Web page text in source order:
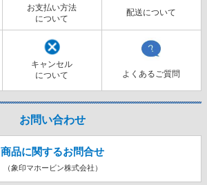
お支払い方法
について
配送について
キャンセル
について
よくあるご質問
お問い合わせ
商品に関するお問合せ
（象印マホービン株式会社）